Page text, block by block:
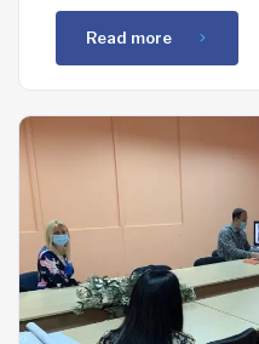
Read more